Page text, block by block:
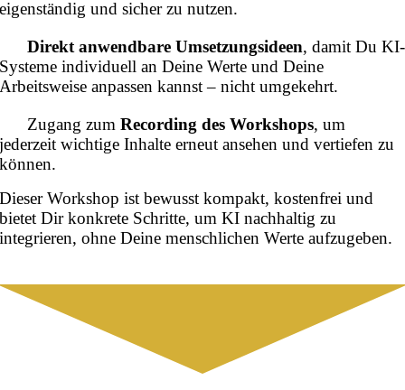
eigenständig und sicher zu nutzen.
Direkt anwendbare Umsetzungsideen, damit Du KI-
Systeme individuell an Deine Werte und Deine
Arbeitsweise anpassen kannst – nicht umgekehrt.
Zugang zumRecording des Workshops, um
jederzeit wichtige Inhalte erneut ansehen und vertiefen zu
können.
Dieser Workshop ist bewusst kompakt, kostenfrei und
bietet Dir konkrete Schritte, um KI nachhaltig zu
integrieren, ohne Deine menschlichen Werte aufzugeben.